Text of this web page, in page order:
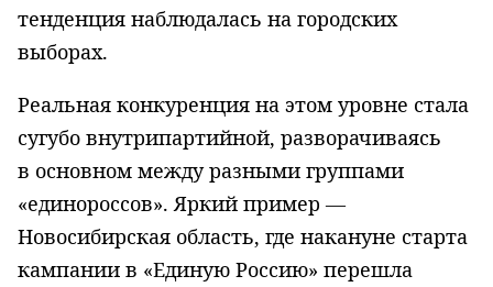
тенденция наблюдалась на городских
выборах.
Реальная конкуренция на этом уровне стала
сугубо внутрипартийной, разворачиваясь
в основном между разными группами
«единороссов». Яркий пример —
Новосибирская область, где накануне старта
кампании в «Единую Россию» перешла